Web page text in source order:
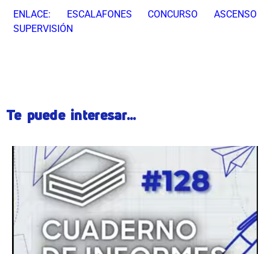
ENLACE: ESCALAFONES CONCURSO ASCENSO
SUPERVISIÓN
Te puede interesar...